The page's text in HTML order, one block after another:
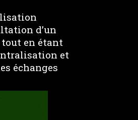
d’un
en étant
et
échanges